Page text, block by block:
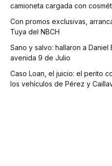
camioneta cargada con
Con promos exclusivas,
Tuya del NBCH
Sano y salvo: hallaron a
avenida 9 de Julio
Caso Loan, el juicio: el perito
los vehículos de Pérez y